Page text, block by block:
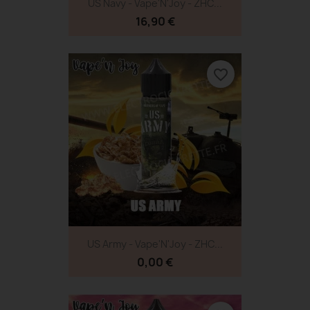
US Navy - Vape'N'Joy - ZHC...
16,90 €
US Army - Vape'N'Joy - ZHC...
0,00 €
favorite_border